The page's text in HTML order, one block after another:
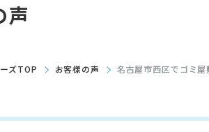
声
ズTOP お客様の声 名古屋市西区でゴミ